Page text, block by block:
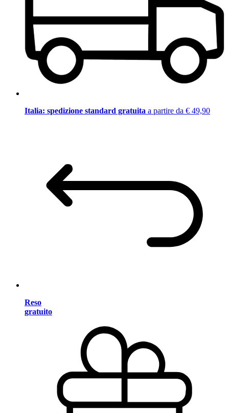
Italia: spedizione standard gratuita a partire da € 49,90
Reso
gratuito